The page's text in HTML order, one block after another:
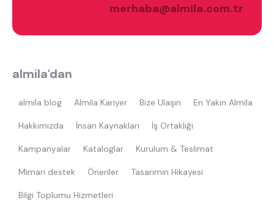
merhaba@almila.com.tr
almila'dan
almila blog Almila Kariyer Bize Ulaşın En Yakın Almila
Hakkımızda İnsan Kaynakları İş Ortaklığı
Kampanyalar Kataloglar Kurulum & Teslimat
Mimari destek Öneriler Tasarımın Hikayesi
Bilgi Toplumu Hizmetleri